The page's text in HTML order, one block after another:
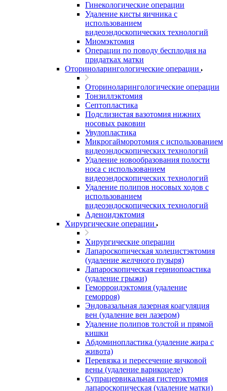
Гинекологические операции
Удаление кисты яичника с
использованием
видеоэндоскопических технологий
Миомэктомия
Операции по поводу бесплодия на
придатках матки
Оториноларингологические операции
Оториноларингологические операции
Тонзиллэктомия
Септопластика
Подслизистая вазотомия нижних
носовых раковин
Увулопластика
Микрогайморотомия с использованием
видеоэндоскопических технологий
Удаление новообразования полости
носа с использованием
видеоэндоскопических технологий
Удаление полипов носовых ходов с
использованием
видеоэндоскопических технологий
Аденоидэктомия
Хирургические операции
Хирургические операции
Лапароскопическая холецистэктомия
(удаление желчного пузыря)
Лапароскопическая герниопоастика
(удаление грыжи)
Геморроидэктомия (удаление
геморроя)
Эндовазальная лазерная коагуляция
вен (удаление вен лазером)
Удаление полипов толстой и прямой
кишки
Абдоминопластика (удаление жира с
живота)
Перевязка и пересечение яичковой
вены (удаление варикоцеле)
Супрацервикальная гистерэктомия
лапароскопическая (удаление матки)